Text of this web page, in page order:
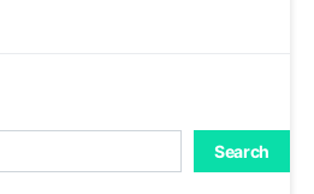
Search